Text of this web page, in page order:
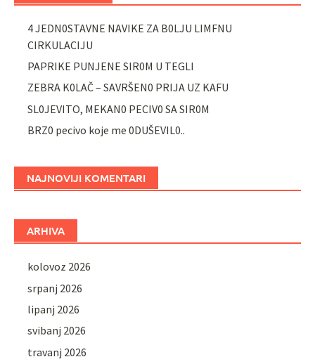
4 JEDN0STAVNE NAVIKE ZA B0LJU LIMFNU
CIRKULACIJU
PAPRIKE PUNJENE SIR0M U TEGLI
ZEBRA K0LAČ – SAVRŠEN0 PRIJA UZ KAFU
SL0JEVITO, MEKAN0 PECIV0 SA SIR0M
BRZ0 pecivo koje me 0DUŠEVIL0..
NAJNOVIJI KOMENTARI
ARHIVA
kolovoz 2026
srpanj 2026
lipanj 2026
svibanj 2026
travanj 2026